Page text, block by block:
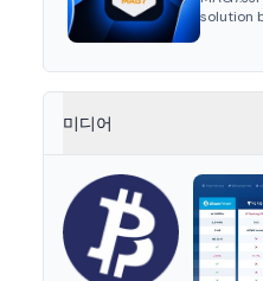
solution
risk-
미디어